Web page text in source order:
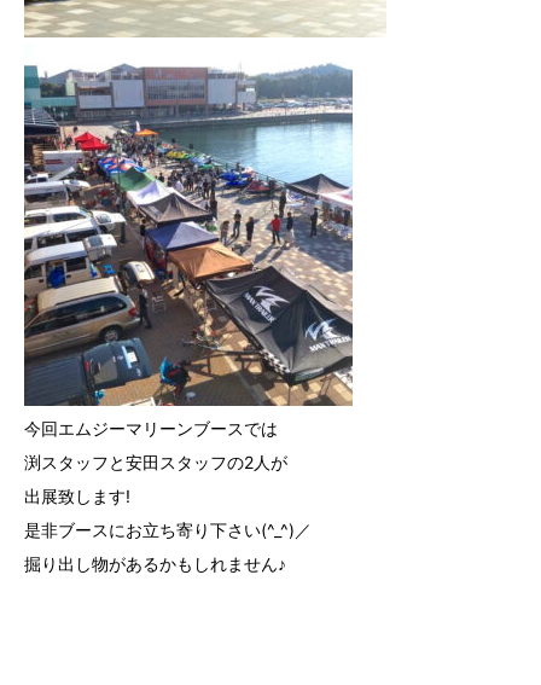
今回エムジーマリーンブースでは
渕スタッフと安田スタッフの2人が
出展致します!
是非ブースにお立ち寄り下さい(^_^)／
掘り出し物があるかもしれません♪